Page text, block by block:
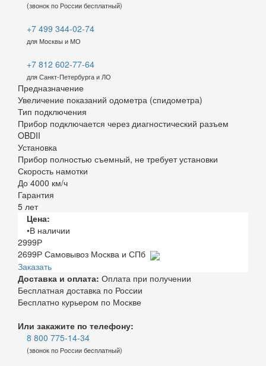
(звонок по России бесплатный)
+7 499 344-02-74
для Москвы и МО
+7 812 602-77-64
для Санкт-Петербурга и ЛО
Предназначение
Увеличение показаний одометра (спидометра)
Тип подключения
Прибор подключается через диагностический разъем
OBDII
Установка
Прибор полностью съемный, не требует установки
Скорость намотки
До 4000 км/ч
Гарантия
5 лет
Цена:
•В наличии
2999Р
2699Р Самовывоз Москва и СПб
Заказать
Доставка и оплата: Оплата при получении
Бесплатная доставка по России
Бесплатно курьером по Москве
Или закажите по телефону:
8 800 775-14-34
(звонок по России бесплатный)